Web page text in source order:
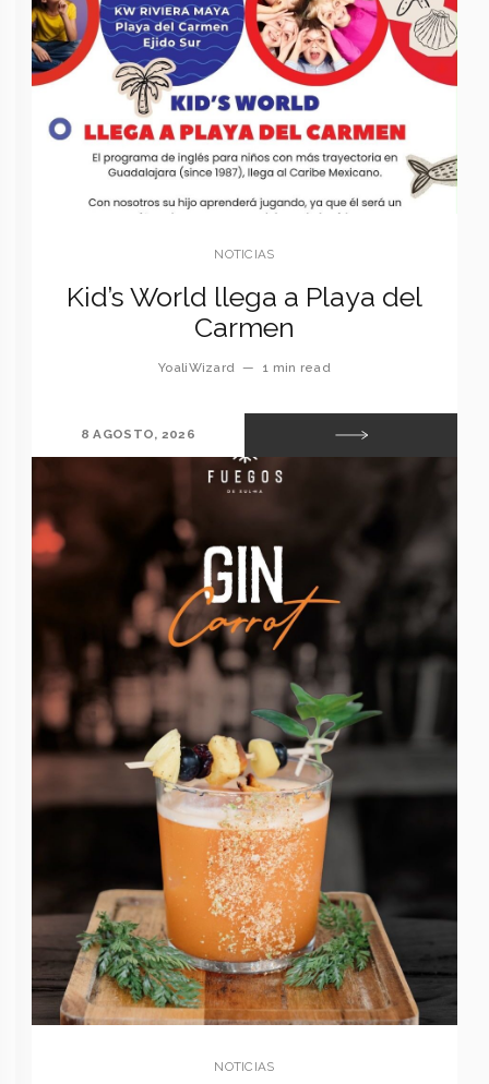
NOTICIAS
Kid’s World llega a Playa del
Carmen
YoaliWizard — 1 min read
8 AGOSTO, 2026
NOTICIAS